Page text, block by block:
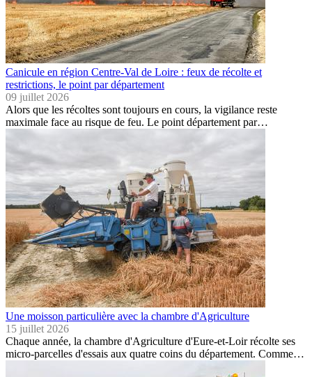
Canicule en région Centre-Val de Loire : feux de récolte et
restrictions, le point par département
09 juillet 2026
Alors que les récoltes sont toujours en cours, la vigilance reste
maximale face au risque de feu. Le point département par…
Une moisson particulière avec la chambre d'Agriculture
15 juillet 2026
Chaque année, la chambre d'Agriculture d'Eure-et-Loir récolte ses
micro-parcelles d'essais aux quatre coins du département. Comme…